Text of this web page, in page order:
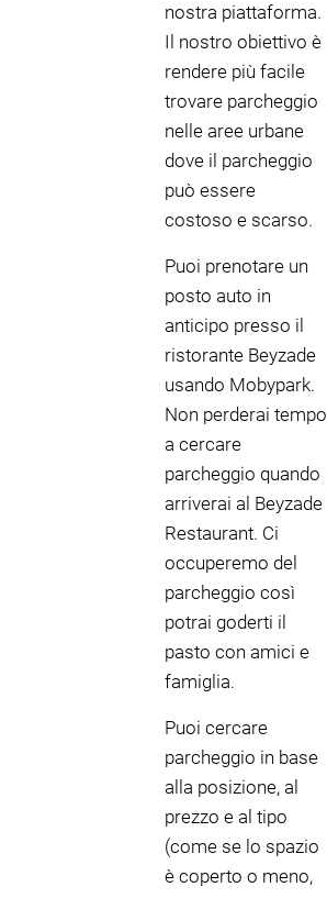
nostra piattaforma.
Il nostro obiettivo è
rendere più facile
trovare parcheggio
nelle aree urbane
dove il parcheggio
può essere
costoso e scarso.
Puoi prenotare un
posto auto in
anticipo presso il
ristorante Beyzade
usando Mobypark.
Non perderai tempo
a cercare
parcheggio quando
arriverai al Beyzade
Restaurant. Ci
occuperemo del
parcheggio così
potrai goderti il
pasto con amici e
famiglia.
Puoi cercare
parcheggio in base
alla posizione, al
prezzo e al tipo
(come se lo spazio
è coperto o meno,